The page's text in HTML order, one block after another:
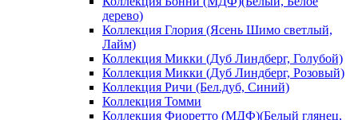
дерево)
Коллекция Глория (Ясень Шимо светлый,
Лайм)
Коллекция Микки (Дуб Линдберг, Голубой)
Коллекция Микки (Дуб Линдберг, Розовый)
Коллекция Ричи (Бел.дуб, Синий)
Коллекция Томми
Коллекция Фиоретто (МДФ)(Белый глянец,